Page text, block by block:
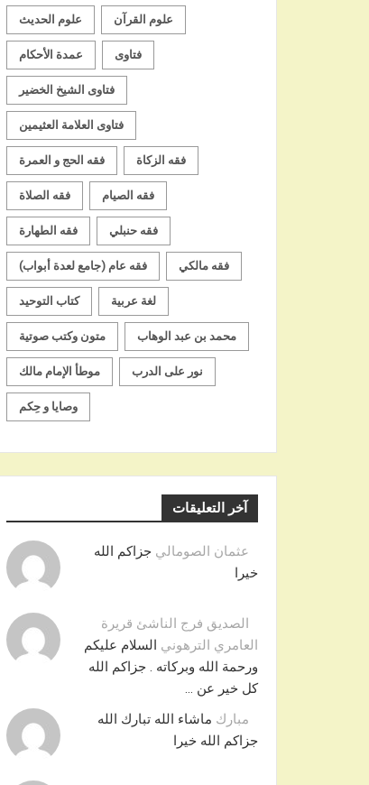
علوم الحديث علوم القرآن
عمدة الأحكام فتاوى
فتاوى الشيخ الخضير
فتاوى العلامة العثيمين
فقه الحج و العمرة فقه الزكاة
فقه الصلاة فقه الصيام
فقه الطهارة فقه حنبلي
فقه عام (جامع لعدة أبواب) فقه مالكي
كتاب التوحيد لغة عربية
متون وكتب صوتية محمد بن عبد الوهاب
موطأ الإمام مالك نور على الدرب
وصايا و حِكم
آخر التعليقات
عثمان الصومالي جزاكم الله
خيرا
الصديق فرج الناشئ قريرة
العامري الترهوني السلام عليكم
ورحمة الله وبركاته . جزاكم الله
كل خير عن …
مبارك ماشاء الله تبارك الله
جزاكم الله خيرا